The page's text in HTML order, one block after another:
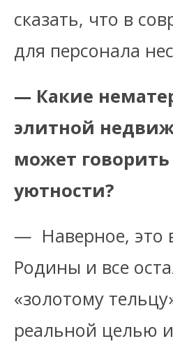
сказать, что в
для персонала
— Какие
элитной
может
уютности?
— Наверное, это
Родины и все
«золотому
реальной целью